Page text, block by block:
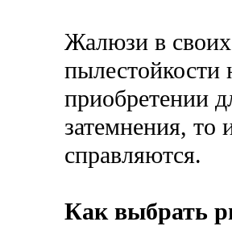
Жалюзи в своих
приобретении
затемнения,
справляются.
Как выбрать